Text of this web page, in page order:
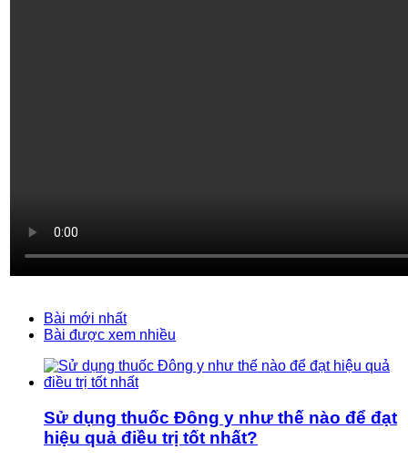
Bài mới nhất
Bài được xem nhiều
Sử dụng thuốc Đông y như thế nào để đạt
hiệu quả điều trị tốt nhất?